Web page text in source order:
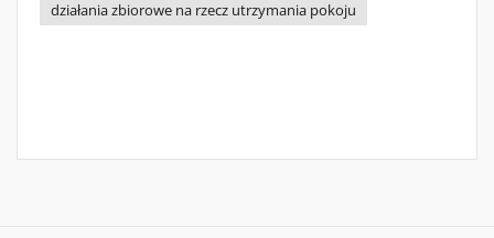
działania zbiorowe na rzecz utrzymania pokoju